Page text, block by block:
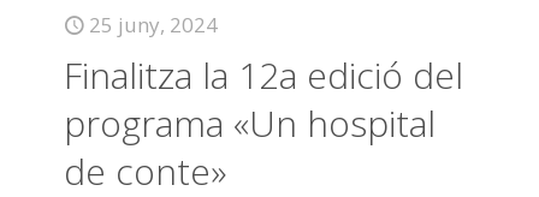
25 juny, 2024
Finalitza la 12a edició del
programa «Un hospital
de conte»